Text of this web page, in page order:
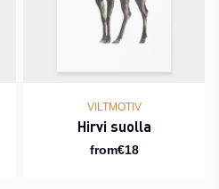
VILTMOTIV
Hirvi suolla
from€18